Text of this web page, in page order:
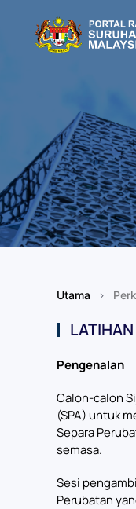
Skip to main
Utama
Pengenalan
Calon-calon
(SPA) untuk
Separa
semasa.
Sesi
Perubatan